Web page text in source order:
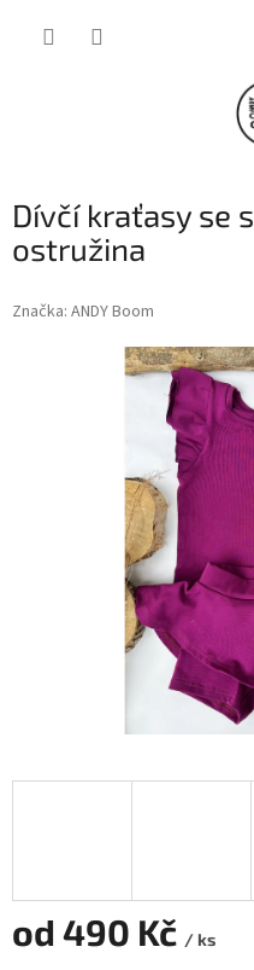
Dívčí kraťasy se
ostružina
Značka: ANDY Boom
od 490 Kč / ks